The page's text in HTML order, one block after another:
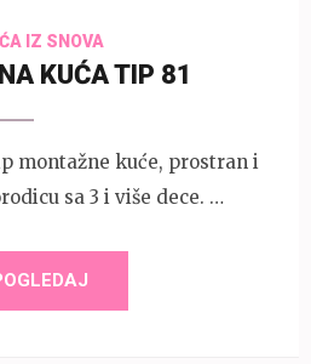
IZ SNOVA
KUĆA TIP 81
montažne kuće, prostran i
sa 3 i više dece. …